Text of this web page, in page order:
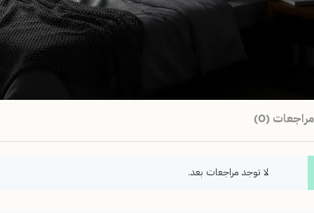
مراجعات (0)
لا توجد مراجعات بعد.